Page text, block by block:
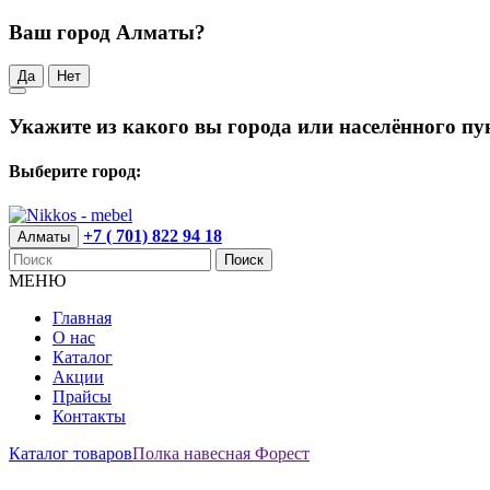
Ваш город Алматы?
Да Нет
Укажите из какого вы города или населённого
Выберите город:
Алматы +7 ( 701) 822 94 18
Поиск
МЕНЮ
Главная
О нас
Каталог
Акции
Прайсы
Контакты
Каталог товаровПолка навесная Форест